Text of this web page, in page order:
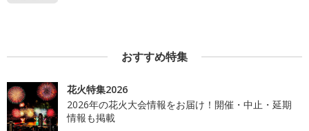
おすすめ特集
花火特集2026
2026年の花火大会情報をお届け！開催・中止・延期
情報も掲載